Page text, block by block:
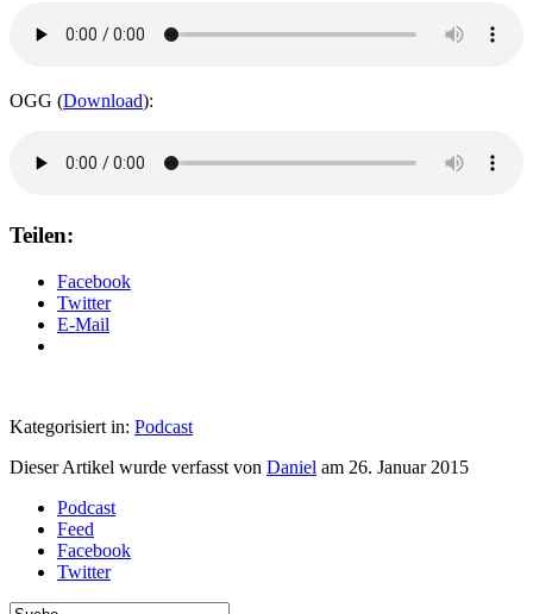
OGG (Download):
Teilen:
Facebook
Twitter
E-Mail
Kategorisiert in: Podcast
Dieser Artikel wurde verfasst von Daniel am 26. Januar 2015
Podcast
Feed
Facebook
Twitter